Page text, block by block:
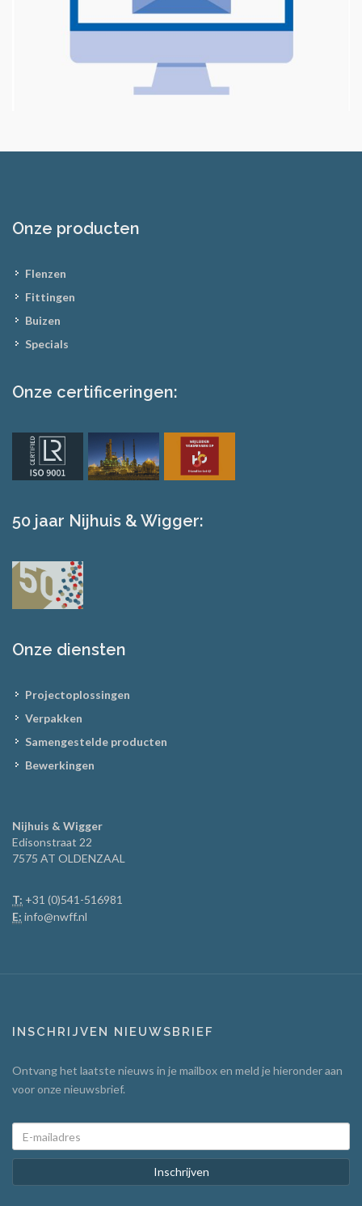
Onze producten
Flenzen
Fittingen
Buizen
Specials
Onze certificeringen:
50 jaar Nijhuis & Wigger:
Onze diensten
Projectoplossingen
Verpakken
Samengestelde producten
Bewerkingen
Nijhuis & Wigger
Edisonstraat 22
7575 AT OLDENZAAL
T: +31 (0)541-516981
E: info@nwff.nl
INSCHRIJVEN NIEUWSBRIEF
Ontvang het laatste nieuws in je mailbox en meld je hieronder aan
voor onze nieuwsbrief.
Inschrijven